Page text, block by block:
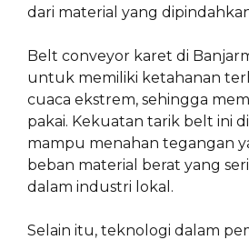
dari material yang
Belt conveyor karet di
untuk memiliki ketahanan
cuaca ekstrem, sehingga
pakai. Kekuatan tarik belt ini
mampu menahan tegangan
beban material berat yang
dalam industri lokal.
Selain itu, teknologi dalam